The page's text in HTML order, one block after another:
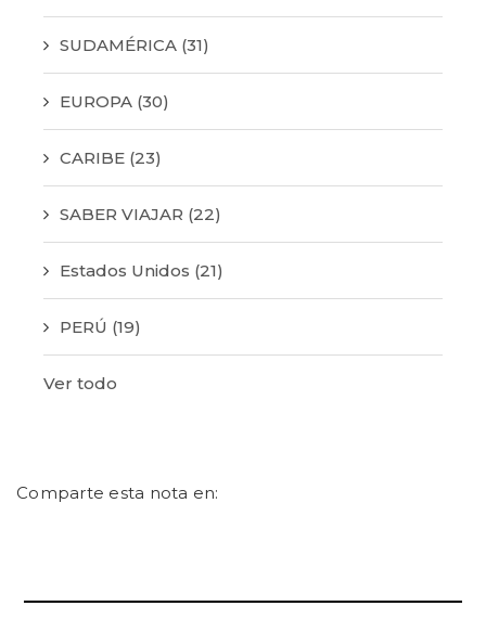
SUDAMÉRICA (31)
EUROPA (30)
CARIBE (23)
SABER VIAJAR (22)
Estados Unidos (21)
PERÚ (19)
Ver todo
Comparte esta nota en: